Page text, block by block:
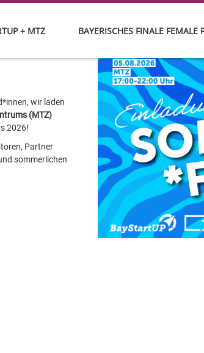
+ MTZ BAYERISCHES FINALE FEMALE
wir laden
(MTZ)
2026!
Partner
sommerlichen